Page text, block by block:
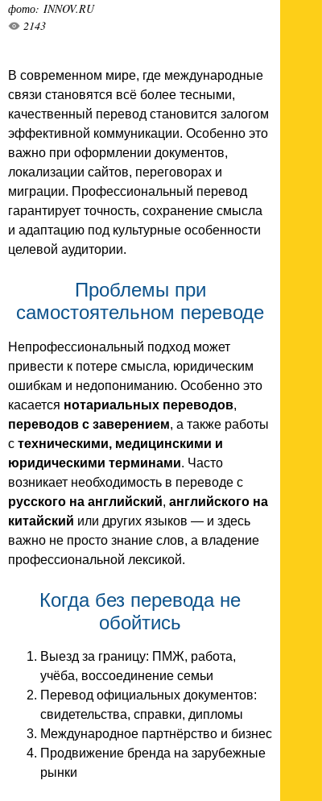
фото: INNOV.RU
2143
В современном мире, где международные
связи становятся всё более тесными,
качественный перевод становится залогом
эффективной коммуникации. Особенно это
важно при оформлении документов,
локализации сайтов, переговорах и
миграции. Профессиональный перевод
гарантирует точность, сохранение смысла
и адаптацию под культурные особенности
целевой аудитории.
Проблемы при
самостоятельном переводе
Непрофессиональный подход может
привести к потере смысла, юридическим
ошибкам и недопониманию. Особенно это
касается нотариальных переводов,
переводов с заверением, а также работы
с техническими, медицинскими и
юридическими терминами. Часто
возникает необходимость в переводе с
русского на английский, английского на
китайский или других языков — и здесь
важно не просто знание слов, а владение
профессиональной лексикой.
Когда без перевода не
обойтись
Выезд за границу: ПМЖ, работа,
учёба, воссоединение семьи
Перевод официальных документов:
свидетельства, справки, дипломы
Международное партнёрство и бизнес
Продвижение бренда на зарубежные
рынки